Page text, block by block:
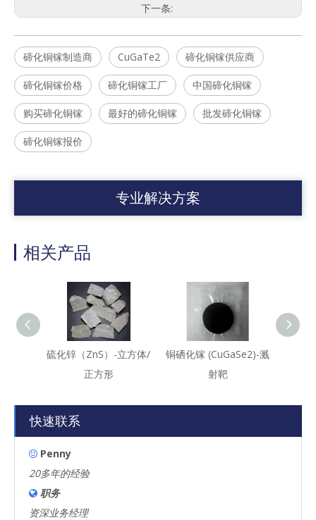
下一条:
碲化铜镓制造商 CuGaTe2 碲化铜镓供应商
碲化铜镓价格 碲化铜镓工厂 中国碲化铜镓
购买碲化铜镓 最好的碲化铜镓 批发碲化铜镓
碲化铜镓报价
专业解决方案
相关产品
硫化锌（ZnS）-立方体/
正方形
铜硒化镓 (CuGaSe2)-溅
射靶
快速联系
 Penny
20多年的经验
 职务
资深业务经理